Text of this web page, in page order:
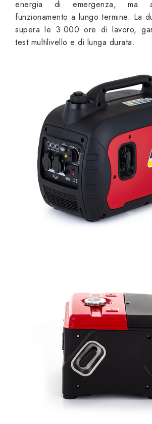
energia di emergenza, ma
funzionamento a lungo termine. La
supera le 3.000 ore di lavoro,
test multilivello e di lunga durata.